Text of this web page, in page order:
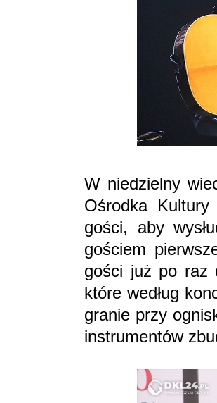
W niedzielny
Ośrodka
gości, aby
gościem
gości już po raz
które według
granie przy
instrumentów